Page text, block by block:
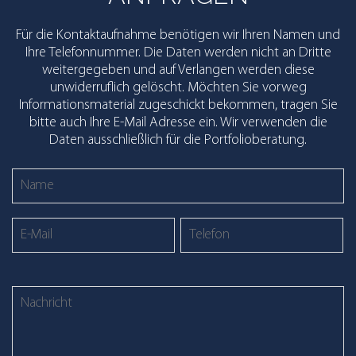
Für die Kontaktaufnahme benötigen wir Ihren Namen und
Ihre Telefonnummer. Die Daten werden nicht an Dritte
weitergegeben und auf Verlangen werden diese
unwiderruflich gelöscht. Möchten Sie vorweg
Informationsmaterial zugeschickt bekommen, tragen Sie
bitte auch Ihre E-Mail Adresse ein. Wir verwenden die
Daten ausschließlich für die Portfolioberatung.